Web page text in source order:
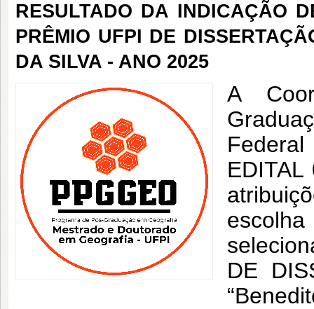
RESULTADO DA INDICAÇÃO
PRÊMIO UFPI DE
DA SILVA - ANO 2025
A
DE